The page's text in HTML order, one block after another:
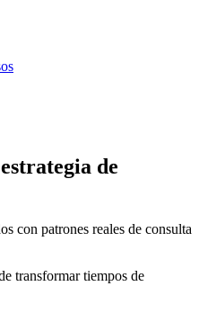
de
con patrones reales de consulta
transformar tiempos de